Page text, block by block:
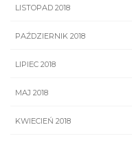
LISTOPAD 2018
PAŹDZIERNIK 2018
LIPIEC 2018
MAJ 2018
KWIECIEŃ 2018